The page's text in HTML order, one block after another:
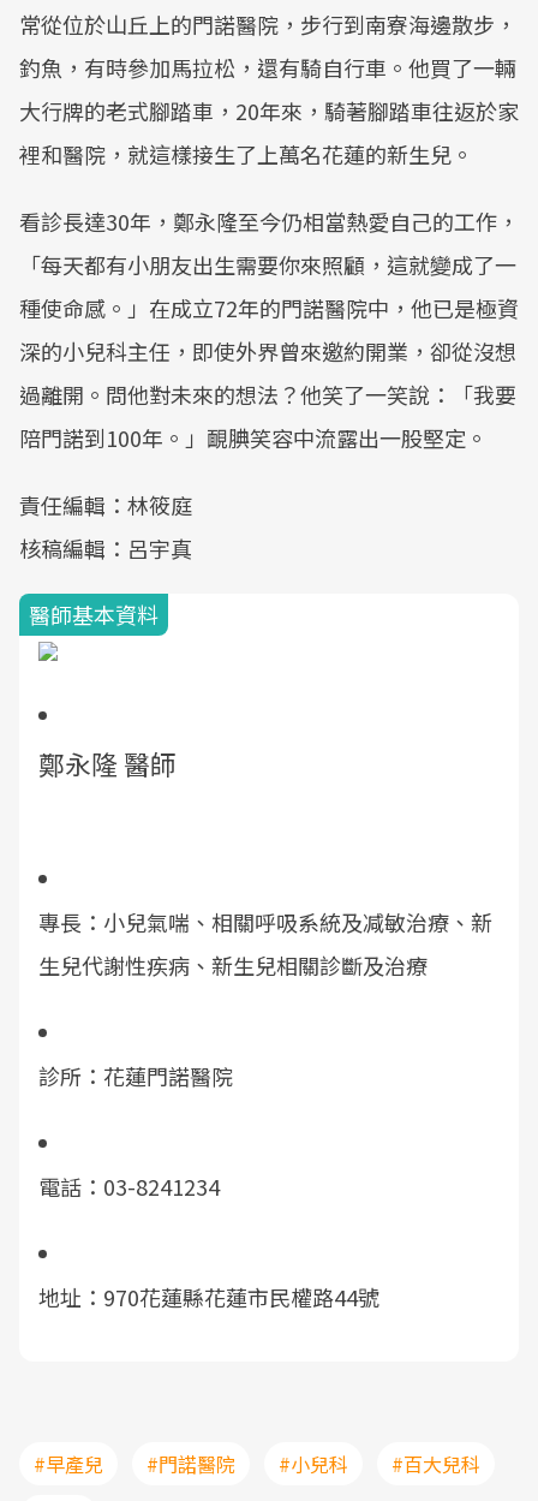
常從位於山丘上的門諾醫院，步行到南寮海邊散步，
釣魚，有時參加馬拉松，還有騎自行車。他買了一輛
大行牌的老式腳踏車，20年來，騎著腳踏車往返於家
裡和醫院，就這樣接生了上萬名花蓮的新生兒。
看診長達30年，鄭永隆至今仍相當熱愛自己的工作，
「每天都有小朋友出生需要你來照顧，這就變成了一
種使命感。」在成立72年的門諾醫院中，他已是極資
深的小兒科主任，即使外界曾來邀約開業，卻從沒想
過離開。問他對未來的想法？他笑了一笑說：「我要
陪門諾到100年。」靦腆笑容中流露出一股堅定。
責任編輯：林筱庭
核稿編輯：呂宇真
醫師基本資料
鄭永隆 醫師
專長：小兒氣喘、相關呼吸系統及减敏治療、新
生兒代謝性疾病、新生兒相關診斷及治療
診所：花蓮門諾醫院
電話：03-8241234
地址：970花蓮縣花蓮市民權路44號
#早產兒 #門諾醫院 #小兒科
#百大兒科